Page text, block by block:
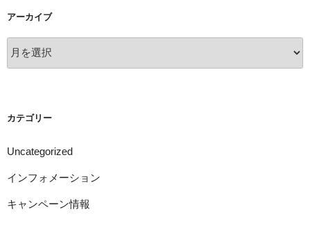
アーカイブ
ー
カテゴリー
Uncategorized
インフォメーション
キャンペーン情報